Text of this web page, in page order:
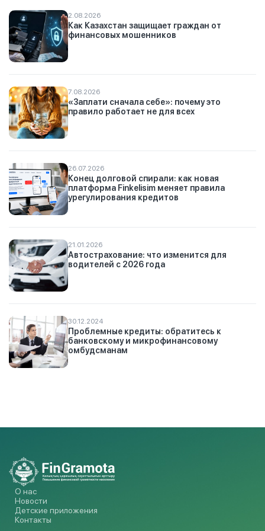
2.08.2026
Как Казахстан защищает граждан от
финансовых мошенников
7.08.2026
«Заплати сначала себе»: почему это
правило работает не для всех
26.07.2026
Конец долговой спирали: как новая
платформа Finkelisim меняет правила
урегулирования кредитов
21.01.2026
Автострахование: что изменится для
водителей с 2026 года
30.12.2024
Проблемные кредиты: обратитесь к
банковскому и микрофинансовому
омбудсманам
О нас
Новости
Детские приложения
Контакты